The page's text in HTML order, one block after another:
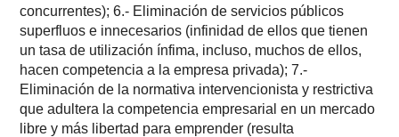
concurrentes); 6.- Eliminación de servicios públicos
superfluos e innecesarios (infinidad de ellos que tienen
un tasa de utilización ínfima, incluso, muchos de ellos,
hacen competencia a la empresa privada); 7.-
Eliminación de la normativa intervencionista y restrictiva
que adultera la competencia empresarial en un mercado
libre y más libertad para emprender (resulta